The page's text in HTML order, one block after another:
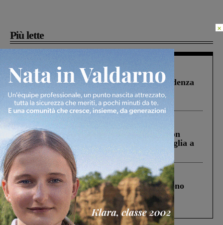
Più lette
Figline Incisa Valdarno 1 Agosto 2026
Piscina di Figline finanziata oltre la scadenza
Pnrr, il gruppo di Fratelli d’Italia: “Un
ringraziamento al Governo”
Cronaca 3 Agosto 2026
Scomparso da una struttura di Castiglion
Fiorentino l’uomo che aveva ucciso la figlia a
Levane nel 2020
Cronaca 4 Agosto 2026
Un anno fa la strage in A1 in cui morirono
Gianni, Giulia e Franco. Lo schianto, il
processo, lo stop ai sorpassi fra tir....
×